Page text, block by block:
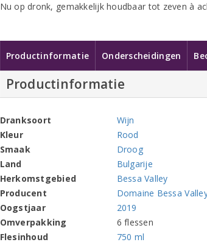
Nu op dronk, gemakkelijk houdbaar tot zeven à
Productinformatie Onderscheidingen
Productinformatie
Dranksoort
Wijn
Kleur
Rood
Smaak
Droog
Land
Bulgarije
Herkomstgebied
Bessa Valley
Producent
Domaine Bessa
Oogstjaar
2019
Omverpakking
6 flessen
Flesinhoud
750 ml